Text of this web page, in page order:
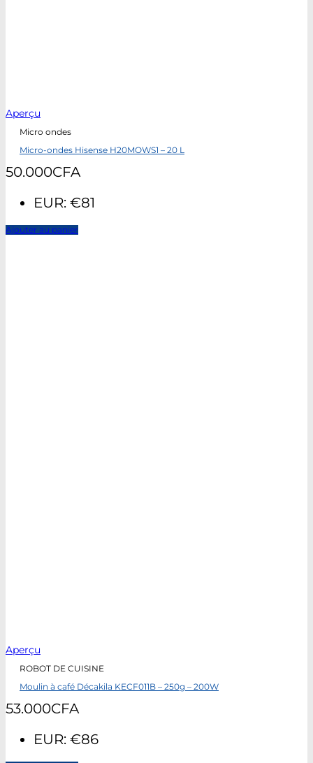
Aperçu
Micro ondes
Micro-ondes Hisense H20MOWS1 – 20 L
50.000CFA
EUR: €81
Ajouter au panier
Aperçu
ROBOT DE CUISINE
Moulin à café Décakila KECF011B – 250g – 200W
53.000CFA
EUR: €86